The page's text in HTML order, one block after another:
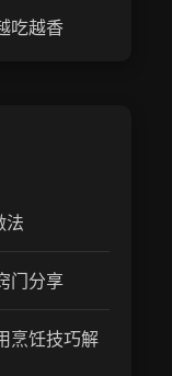
吃越香
法
门分享
烹饪技巧解